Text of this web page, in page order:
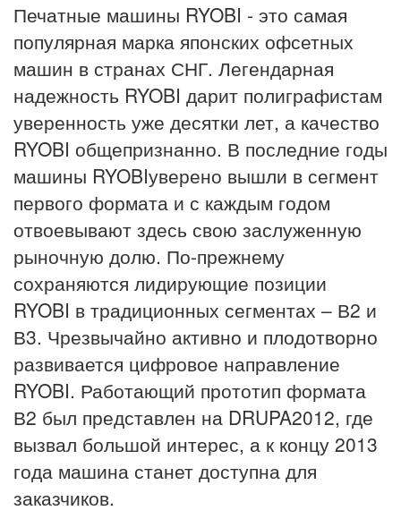
Печатные машины RYOBI - это самая
популярная марка японских офсетных
машин в странах СНГ. Легендарная
надежность RYOBI дарит полиграфистам
уверенность уже десятки лет, а качество
RYOBI общепризнанно. В последние годы
машины RYOBIуверено вышли в сегмент
первого формата и с каждым годом
отвоевывают здесь свою заслуженную
рыночную долю. По-прежнему
сохраняются лидирующие позиции
RYOBI в традиционных сегментах – В2 и
В3. Чрезвычайно активно и плодотворно
развивается цифровое направление
RYOBI. Работающий прототип формата
В2 был представлен на DRUPA2012, где
вызвал большой интерес, а к концу 2013
года машина станет доступна для
заказчиков.